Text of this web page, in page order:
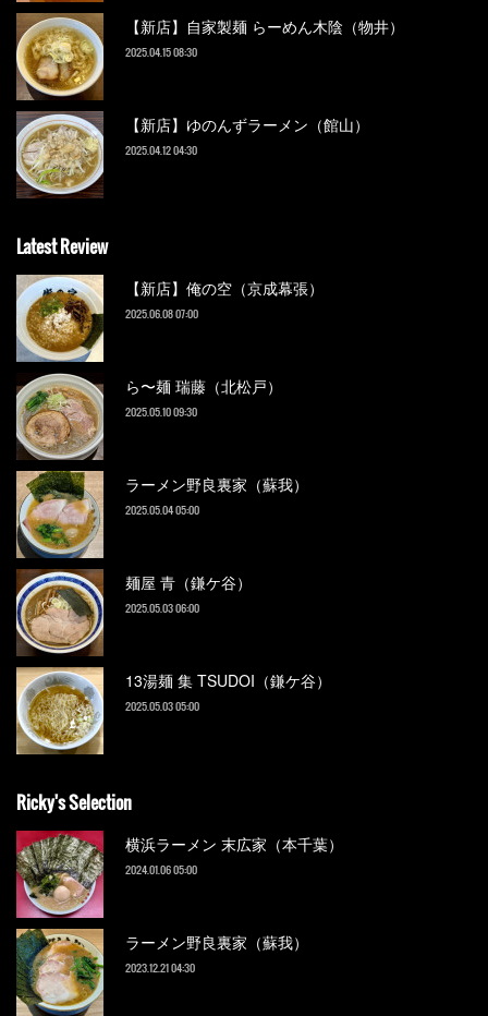
【新店】自家製麺 らーめん木陰（物井）
2025.04.15 08:30
【新店】ゆのんずラーメン（館山）
2025.04.12 04:30
Latest Review
【新店】俺の空（京成幕張）
2025.06.08 07:00
ら〜麺 瑞藤（北松戸）
2025.05.10 09:30
ラーメン野良裏家（蘇我）
2025.05.04 05:00
麺屋 青（鎌ケ谷）
2025.05.03 06:00
13湯麺 集 TSUDOI（鎌ケ谷）
2025.05.03 05:00
Ricky's Selection
横浜ラーメン 末広家（本千葉）
2024.01.06 05:00
ラーメン野良裏家（蘇我）
2023.12.21 04:30